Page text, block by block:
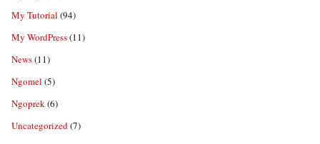
My Tutorial (94)
My WordPress(11)
News(11)
Ngomel (5)
Ngoprek(6)
Uncategorized(7)